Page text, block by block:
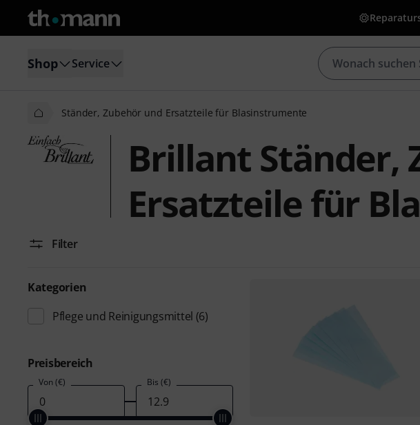
Shop Service
Ständer, Zubehör und Ersatzteile für Blasinstrumente
Brillant Ständer,
Ersatzteile für
Filter
Kategorien
Pflege und Reinigungsmittel (6)
Preisbereich
Von (€) Bis (€)